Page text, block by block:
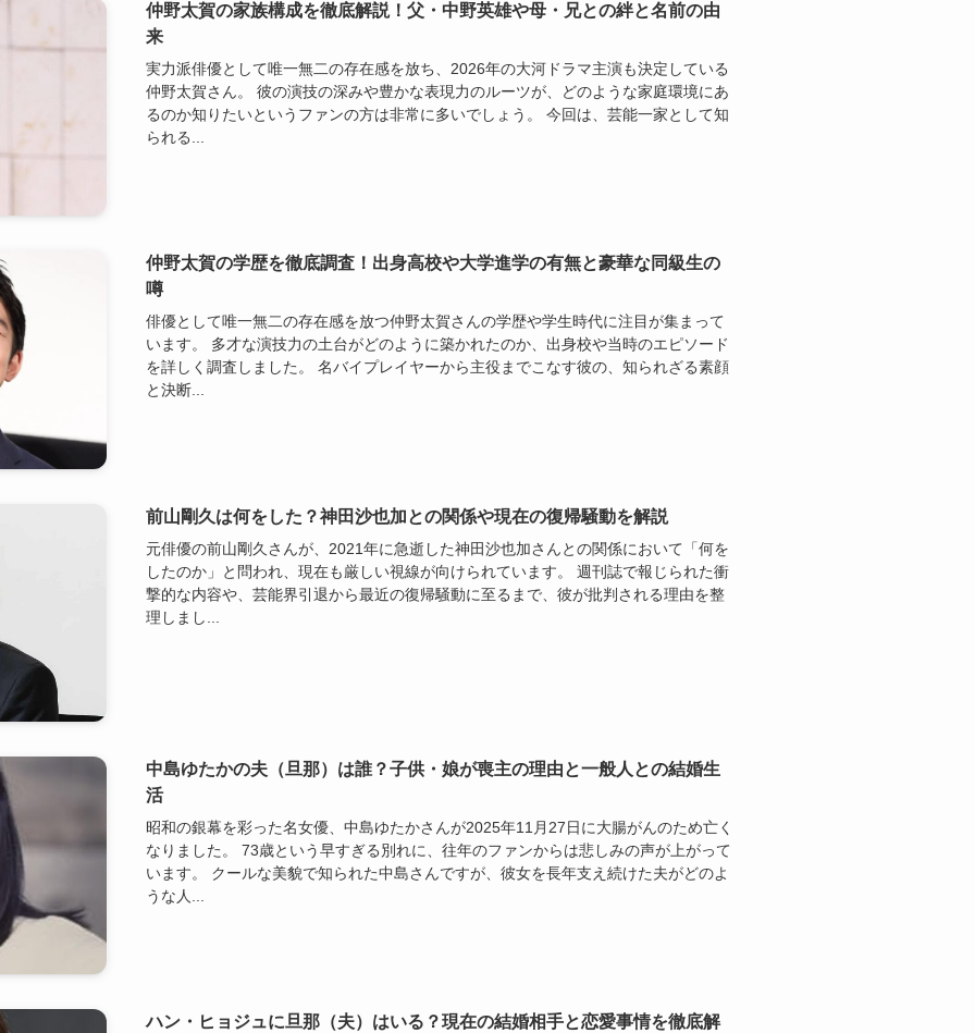
仲野太賀の家族構成を徹底解説！父・中野英雄や母・兄との絆と名前の由
来
実力派俳優として唯一無二の存在感を放ち、2026年の大河ドラマ主演も決定している
仲野太賀さん。 彼の演技の深みや豊かな表現力のルーツが、どのような家庭環境にあ
るのか知りたいというファンの方は非常に多いでしょう。 今回は、芸能一家として知
られる...
仲野太賀の学歴を徹底調査！出身高校や大学進学の有無と豪華な同級生の
噂
俳優として唯一無二の存在感を放つ仲野太賀さんの学歴や学生時代に注目が集まって
います。 多才な演技力の土台がどのように築かれたのか、出身校や当時のエピソード
を詳しく調査しました。 名バイプレイヤーから主役までこなす彼の、知られざる素顔
と決断...
前山剛久は何をした？神田沙也加との関係や現在の復帰騒動を解説
元俳優の前山剛久さんが、2021年に急逝した神田沙也加さんとの関係において「何を
したのか」と問われ、現在も厳しい視線が向けられています。 週刊誌で報じられた衝
撃的な内容や、芸能界引退から最近の復帰騒動に至るまで、彼が批判される理由を整
理しまし...
中島ゆたかの夫（旦那）は誰？子供・娘が喪主の理由と一般人との結婚生
活
昭和の銀幕を彩った名女優、中島ゆたかさんが2025年11月27日に大腸がんのため亡く
なりました。 73歳という早すぎる別れに、往年のファンからは悲しみの声が上がって
います。 クールな美貌で知られた中島さんですが、彼女を長年支え続けた夫がどのよ
うな人...
ハン・ヒョジュに旦那（夫）はいる？現在の結婚相手と恋愛事情を徹底解